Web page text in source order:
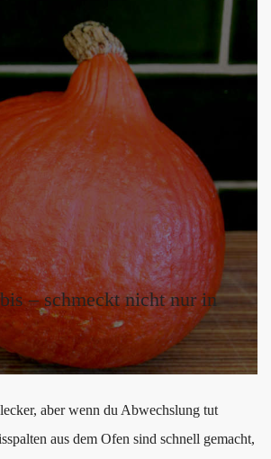
– schmeckt nicht nur in
aber wenn du Abwechslung tut
aus dem Ofen sind schnell gemacht,